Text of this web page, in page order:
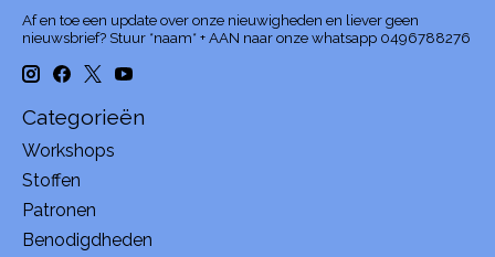
Af en toe een update over onze nieuwigheden en liever geen
nieuwsbrief? Stuur *naam* + AAN naar onze whatsapp 0496788276
Categorieën
Workshops
Stoffen
Patronen
Benodigdheden